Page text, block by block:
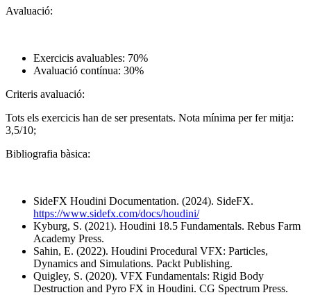
Avaluació:
Exercicis avaluables: 70%
Avaluació contínua: 30%
Criteris avaluació:
Tots els exercicis han de ser presentats. Nota mínima per fer mitja:
3,5/10;
Bibliografia bàsica:
SideFX Houdini Documentation. (2024). SideFX.
https://www.sidefx.com/docs/houdini/
Kyburg, S. (2021). Houdini 18.5 Fundamentals. Rebus Farm
Academy Press.
Sahin, E. (2022). Houdini Procedural VFX: Particles,
Dynamics and Simulations. Packt Publishing.
Quigley, S. (2020). VFX Fundamentals: Rigid Body
Destruction and Pyro FX in Houdini. CG Spectrum Press.